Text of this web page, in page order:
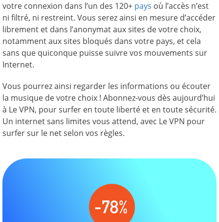
votre connexion dans l’un des 120+ pays où l’accès n’est
ni filtré, ni restreint. Vous serez ainsi en mesure d’accéder
librement et dans l’anonymat aux sites de votre choix,
notamment aux sites bloqués dans votre pays, et cela
sans que quiconque puisse suivre vos mouvements sur
Internet.
Vous pourrez ainsi regarder les informations ou écouter
la musique de votre choix ! Abonnez-vous dès aujourd’hui
à Le VPN, pour surfer en toute liberté et en toute sécurité.
Un internet sans limites vous attend, avec Le VPN pour
surfer sur le net selon vos règles.